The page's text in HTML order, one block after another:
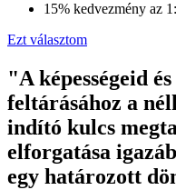
15% kedvezmény az
Ezt választom
"A képességeid
feltárásához a
indító kulcs
elforgatása
egy határozott